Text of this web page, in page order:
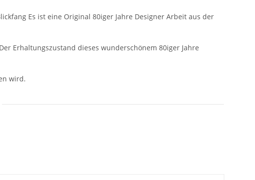
Es ist eine Original 80iger Jahre Designer Arbeit aus der
Erhaltungszustand dieses wunderschönem 80iger Jahre
wird.